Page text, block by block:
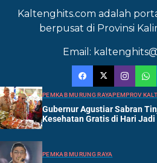
Kaltenghits.com adalah
berpusat di Provinsi
Email:
PEMKAB MURUNG RAYAPEMPROV
Gubernur Agustiar Sabran
Kesehatan Gratis di Hari Jadi
PEMKAB MURUNG RAYA